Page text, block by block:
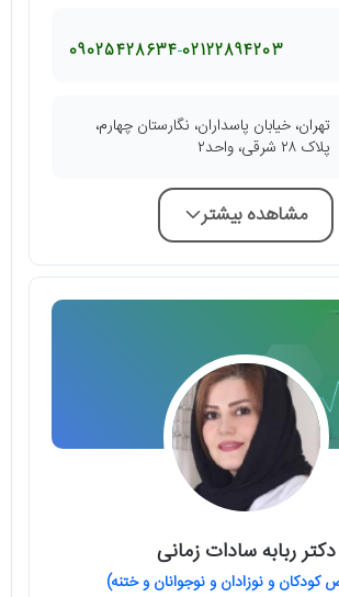
02122894203
09025428634
تهران، خیابان پاسداران، نگارستان چهارم،
پلاک ۲۸ شرقی، واحد۲
مشاهده بیشتر
دکتر ربابه سادات زمانی
و نوزادان و نوجوانان و ختنه)